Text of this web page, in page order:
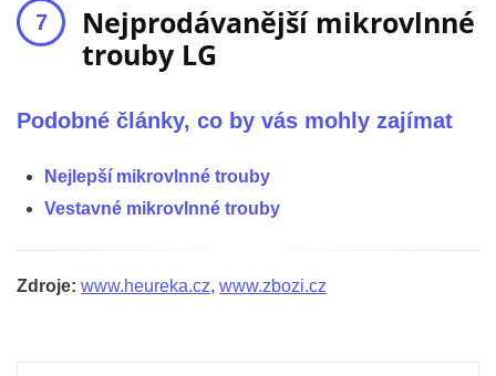
Nejprodávanější mikrovlnné
trouby LG
Podobné články, co by vás mohly zajímat
Nejlepší mikrovlnné trouby
Vestavné mikrovlnné trouby
Zdroje: www.heureka.cz, www.zbozi.cz